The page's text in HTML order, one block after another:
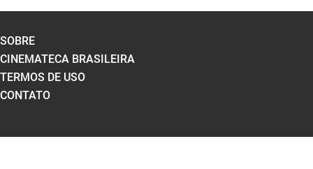
SOBRE
CINEMATECA BRASILEIRA
TERMOS DE USO
CONTATO